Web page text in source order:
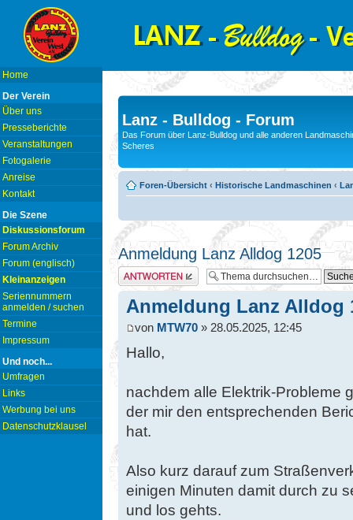
Home
Der Verein
Über uns
Presseberichte
Veranstaltungen
Fotogalerie
Anreise
Kontakt
Die Szene
Diskussionsforum
Forum Archiv
Forum (englisch)
Kleinanzeigen
Seriennummern
anmelden / suchen
Termine
Impressum
Und noch...
Umfragen
Links
Werbung bei uns
Datenschutzklausel
Lanz - Bulldog - Forum
Das Forum über Lanz-Bulldog und alle anderen
Scheres
Foren-Übersicht ‹ Historische Landmaschinen ‹
Anmeldung Lanz Alldog 1205
Antwort erstellen
Anmeldung Lanz Alldog
von MTW70 » 28.05.2025, 12:45
Hallo,
nachdem alle Elektrik-Probleme
der mir den entsprechenden
hat.
Also kurz darauf zum
einigen Minuten damit durch zu
und los gehts.